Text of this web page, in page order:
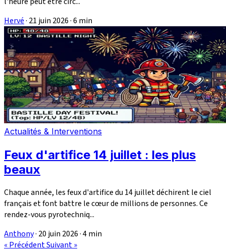
Hervé· 21 juin 2026·6 min
Actualités & Interventions
Feux d'artifice 14 juillet : les plus
beaux
Chaque année, les feux d'artifice du 14 juillet déchirent le ciel
français et font battre le cœur de millions de personnes. Ce
rendez-vous pyrotechniq...
Anthony· 20 juin 2026·4 min
« PrécédentSuivant »